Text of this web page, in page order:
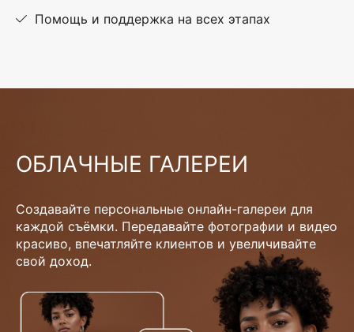
Помощь и поддержка на всех этапах
ОБЛАЧНЫЕ ГАЛЕРЕИ
Создавайте персональные онлайн-галереи для
каждой съёмки. Передавайте фотографии и видео
красиво, впечатляйте клиентов и увеличивайте
свой доход.